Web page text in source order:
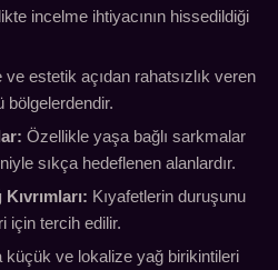
incelme ihtiyacının hissedildiği
ve estetik açıdan rahatsızlık veren
bölgelerdendir.
Özellikle yaşa bağlı sarkmalar
sıkça hedeflenen alanlardır.
Kıyafetlerin duruşunu
için tercih edilir.
küçük ve lokalize yağ birikintileri